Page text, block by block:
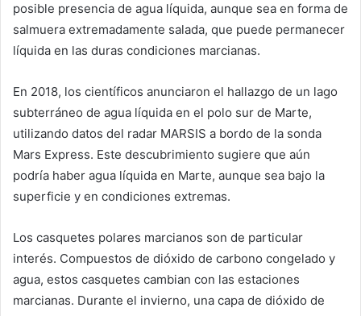
posible presencia de agua líquida, aunque sea en forma de
salmuera extremadamente salada, que puede permanecer
líquida en las duras condiciones marcianas.
En 2018, los científicos anunciaron el hallazgo de un lago
subterráneo de agua líquida en el polo sur de Marte,
utilizando datos del radar MARSIS a bordo de la sonda
Mars Express. Este descubrimiento sugiere que aún
podría haber agua líquida en Marte, aunque sea bajo la
superficie y en condiciones extremas.
Los casquetes polares marcianos son de particular
interés. Compuestos de dióxido de carbono congelado y
agua, estos casquetes cambian con las estaciones
marcianas. Durante el invierno, una capa de dióxido de